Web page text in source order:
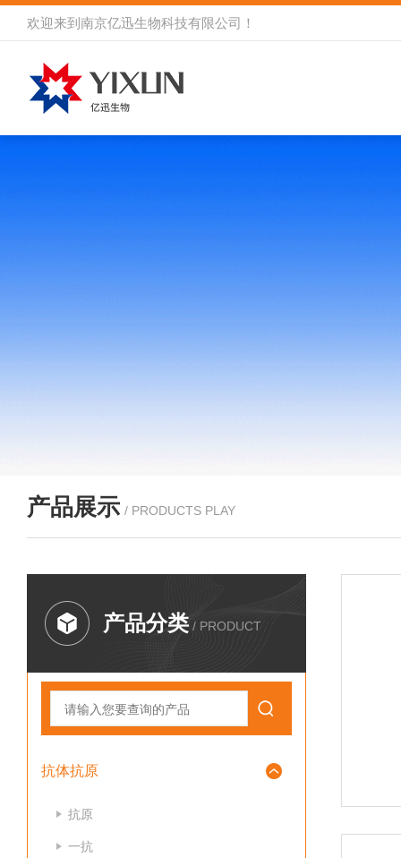
欢迎来到 南京亿迅生物科技有限公司 ！
产品展示 / PRODUCTS PLAY
产品分类 / PRODUCT
抗体抗原
抗原
一抗